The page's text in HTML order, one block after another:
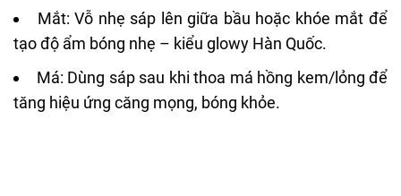
Mắt: Vỗ nhẹ sáp lên giữa bầu hoặc khóe mắt để
tạo độ ẩm bóng nhẹ – kiểu glowy Hàn Quốc.
Má: Dùng sáp sau khi thoa má hồng kem/lỏng để
tăng hiệu ứng căng mọng, bóng khỏe.